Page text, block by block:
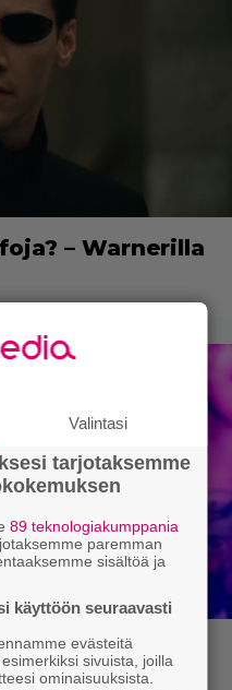
– Warnerilla
2024 paras
Valintasi
tarjotaksemme
89 teknologiakumppania
paremman
sisältöä ja
käyttöön seuraavasti
evästeitä
sivuista, joilla
ominaisuuksista.